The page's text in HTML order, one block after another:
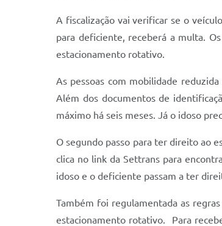
A fiscalização vai verificar se o
para deficiente, receberá a multa.
estacionamento rotativo.
As pessoas com mobilidade
Além dos documentos de
máximo há seis meses. Já o idoso
O segundo passo para ter direito ao
clica no link da Settrans para
idoso e o deficiente passam a ter
Também foi regulamentada as
estacionamento rotativo. Para